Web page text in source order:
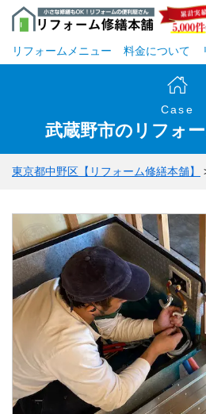
リフォームメニュー 料金について
Case
武蔵野市のリフォ
東京都中野区【リフォーム修繕本舗】